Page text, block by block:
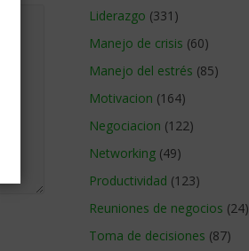
Liderazgo (331)
Manejo de crisis (60)
Manejo del estrés (85)
Motivacion (164)
Negociacion (122)
Networking (49)
Productividad (123)
Reuniones de negocios (24)
Toma de decisiones (87)